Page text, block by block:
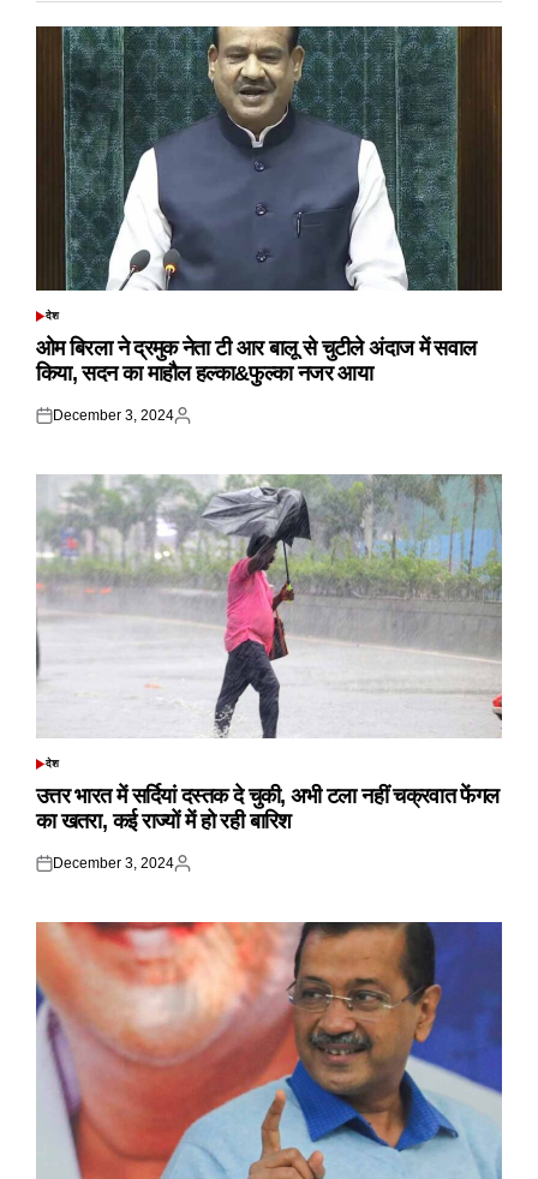
POSTED
देश
ओम बिरला ने द्रमुक नेता टी आर बालू से चुटीले अंदाज में सवाल
किया, सदन का माहौल हल्का&फुल्का नजर आया
Posted
December 3, 2024
Posted
POSTED
देश
उत्तर भारत में सर्दियां दस्तक दे चुकी, अभी टला नहीं चक्रवात फेंगल
का खतरा, कई राज्यों में हो रही बारिश
Posted
December 3, 2024
Posted